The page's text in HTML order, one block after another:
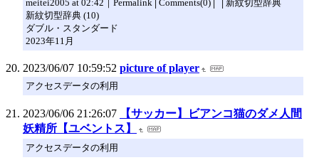
meitei2005 at 02:42｜Permalink│Comments(0)│ │新紋切型辞典
新紋切型辞典 (10)
ダブル・スタンダード
2023年11月
2023/06/07 10:59:52 picture of player
アクセスデータの利用
2023/06/06 21:26:07
【サッカー】ビアンコ猫のダメ人間
妖精所【ユベントス】
アクセスデータの利用